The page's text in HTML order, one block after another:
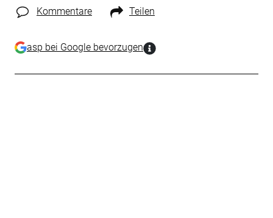
Kommentare Teilen
asp bei Google bevorzugen